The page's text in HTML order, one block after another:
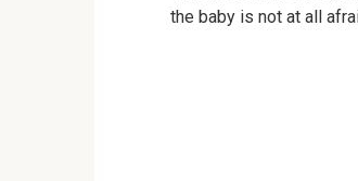
the baby is not at all